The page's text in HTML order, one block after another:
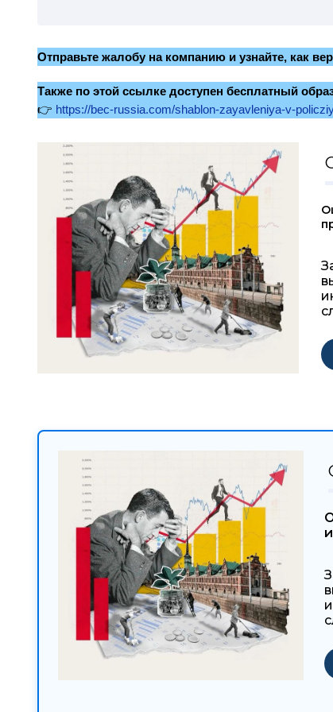
Отправьте жалобу на компанию и узнайте, как
Также по этой ссылке доступен бесплатный
👉 https://bec-russia.com/shablon-zayavleniya-v-